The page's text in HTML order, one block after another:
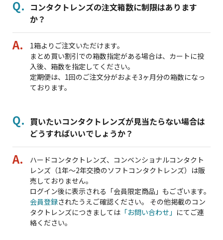
コンタクトレンズの注文箱数に制限はあります
か？
1箱より ご注文いただけます。
まとめ買い割引での箱数指定がある場合は、カートに投
入後、箱数を指定してください。
定期便は、1回のご注文分がおよそ3ヶ月分の箱数になっ
ております。
買いたいコンタクトレンズが見当たらない場合は
どうすればいいでしょうか？
ハードコンタクトレンズ、コンベンショナルコンタクト
レンズ（1年～2年交換のソフトコンタクトレンズ）は販
売しておりません。
ログイン後に表示される「会員限定商品」もございます。
会員登録されたうえご確認ください。 その他掲載のコン
タクトレンズにつきましては 「お問い合わせ」 にてご連
絡ください。